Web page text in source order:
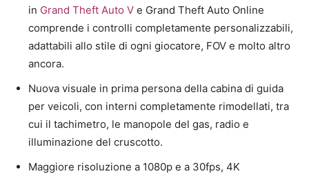
in Grand Theft Auto V e Grand Theft Auto Online
comprende i controlli completamente personalizzabili,
adattabili allo stile di ogni giocatore, FOV e molto altro
ancora.
Nuova visuale in prima persona della cabina di guida
per veicoli, con interni completamente rimodellati, tra
cui il tachimetro, le manopole del gas, radio e
illuminazione del cruscotto.
Maggiore risoluzione a 1080p e a 30fps, 4K